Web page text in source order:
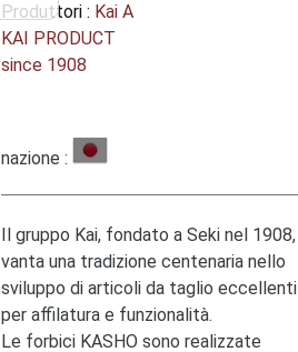
Produttori : Kai A
KAI PRODUCT
since 1908
nazione :
Il gruppo Kai, fondato a Seki nel 1908,
vanta una tradizione centenaria nello
sviluppo di articoli da taglio eccellenti
per affilatura e funzionalità.
Le forbici KASHO sono realizzate